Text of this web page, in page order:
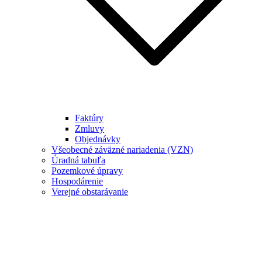
Faktúry
Zmluvy
Objednávky
Všeobecné záväzné nariadenia (VZN)
Úradná tabuľa
Pozemkové úpravy
Hospodárenie
Verejné obstarávanie